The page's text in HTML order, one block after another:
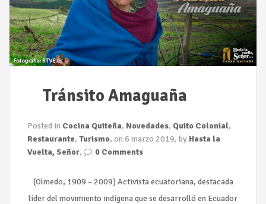
Tránsito Amaguaña
Posted in Cocina Quiteña, Novedades, Quito Colonial,
Restaurante, Turismo, on 6 marzo 2019, by Hasta la
Vuelta, Señor, 0 Comments
(Olmedo, 1909 – 2009) Activista ecuatoriana, destacada
líder del movimiento indígena que se desarrolló en Ecuador